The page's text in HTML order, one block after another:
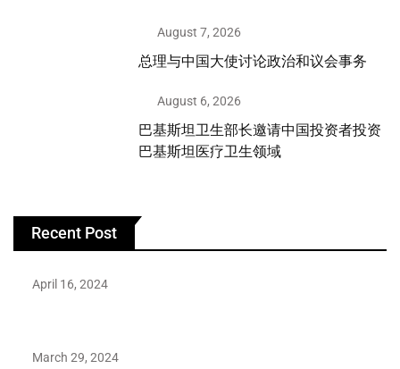
August 7, 2026
总理与中国大使讨论政治和议会事务
August 6, 2026
巴基斯坦卫生部长邀请中国投资者投资
巴基斯坦医疗卫生领域
Recent Post
April 16, 2024
March 29, 2024